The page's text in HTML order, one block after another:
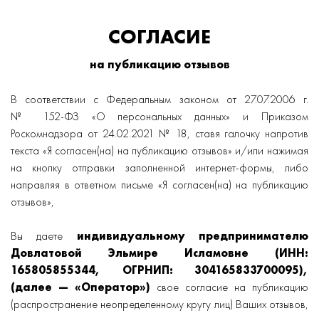
СОГЛАСИЕ
на публикацию отзывов
В соответствии с Федеральным законом от 27.07.2006 г.
№ 152-ФЗ «О персональных данных» и Приказом
Роскомнадзора от 24.02.2021 № 18, ставя галочку напротив
текста «Я согласен(на) на публикацию отзывов» и/или нажимая
на кнопку отправки заполненной интернет-формы, либо
направляя в ответном письме «Я согласен(на) на публикацию
отзывов»,
Вы даете индивидуальному предпринимателю
Довлатовой Эльмире Исламовне (ИНН:
165805855344, ОГРНИП: 304165833700095),
(далее — «Оператор») свое согласие на публикацию
(распространение неопределенному кругу лиц) Ваших отзывов,